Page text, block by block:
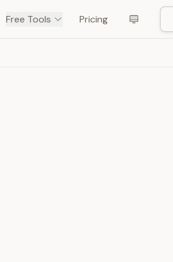
Free Tools Pricing